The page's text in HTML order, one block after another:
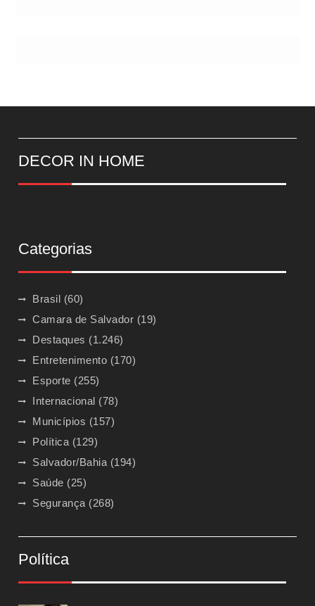
DECOR IN HOME
Categorias
Brasil (60)
Camara de Salvador (19)
Destaques (1.246)
Entretenimento (170)
Esporte (255)
Internacional (78)
Municípios (157)
Política (129)
Salvador/Bahia (194)
Saúde (25)
Segurança (268)
Política